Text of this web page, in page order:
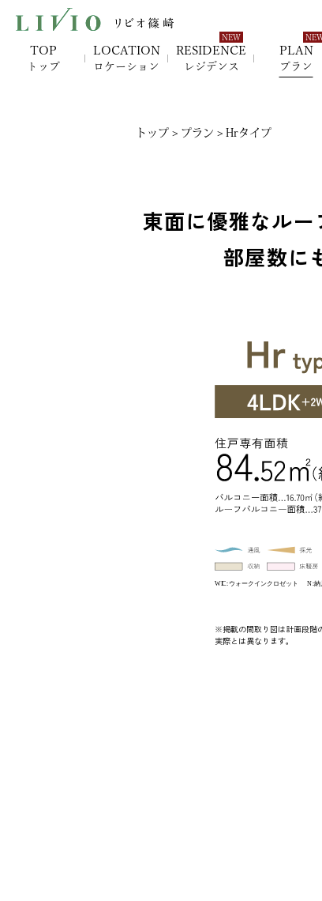
TOP
トップ
LOCATION
ロケーション
RESIDENCE
レジデンス
PLAN
プラン
トップ > プラン > Hrタイプ
東面に優雅なルー
部屋数に
※掲載の間取り図は計画段階
実際とは異なります。